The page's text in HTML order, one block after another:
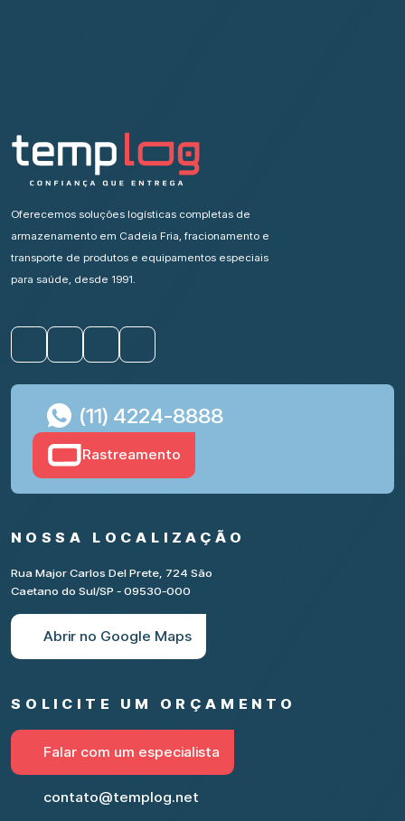
Oferecemos soluções logísticas completas de
armazenamento em Cadeia Fria, fracionamento e
transporte de produtos e equipamentos especiais
para saúde, desde 1991.
(11) 4224-8888
Rastreamento
NOSSA LOCALIZAÇÃO
Rua Major Carlos Del Prete, 724 São
Caetano do Sul/SP - 09530-000
Abrir no Google Maps
SOLICITE UM ORÇAMENTO
Falar com um especialista
contato@templog.net